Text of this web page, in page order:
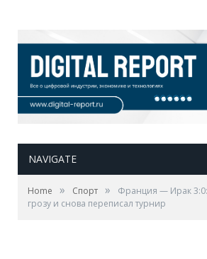
NAVIGATE
Home » Спорт »
Франция — Ирак
грозу и снова переписал турнир